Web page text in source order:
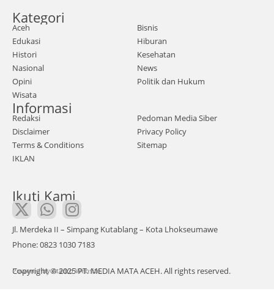
e |
Dug
aan
Kas
us
Gali
an C
ilega
l di
Des
Pina
ng,
Keca
mat
Sim
Kategori
Aceh
Bisnis
Edukasi
Hiburan
Histori
Kesehatan
Nasional
News
Opini
Politik dan Hukum
Wisata
Informasi
Redaksi
Pedoman Media Siber
Disclaimer
Privacy Policy
Terms & Conditions
Sitemap
IKLAN
Ikuti Kami
Jl. Merdeka II – Simpang Kutablang – Kota Lhokseumawe
Phone: 0823 1030 7183
Copyright © 2025 PT. MEDIA MATA ACEH. All rights reserved.
Powered byAtadro Website.